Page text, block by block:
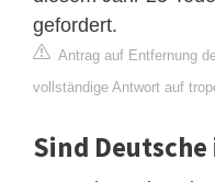
gefordert.
Antrag auf Entfernung
vollständige Antwort auf
Sind